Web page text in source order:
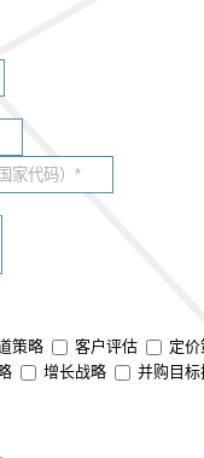
策略 客户评估
定
增长战略 并购目